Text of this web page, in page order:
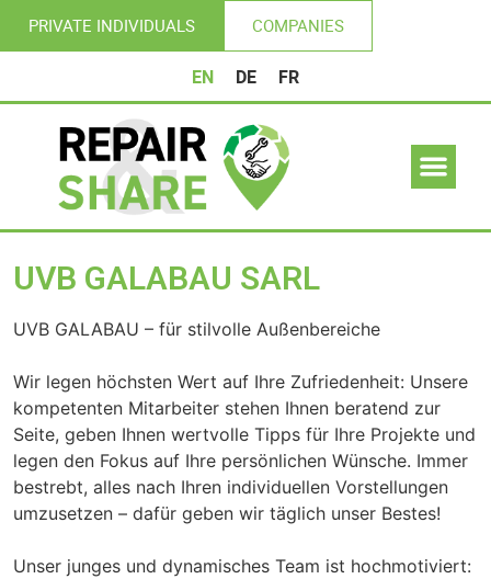
PRIVATE INDIVIDUALS COMPANIES
EN DE FR
UVB GALABAU SARL
UVB GALABAU – für stilvolle Außenbereiche
Wir legen höchsten Wert auf Ihre Zufriedenheit: Unsere
kompetenten Mitarbeiter stehen Ihnen beratend zur
Seite, geben Ihnen wertvolle Tipps für Ihre Projekte und
legen den Fokus auf Ihre persönlichen Wünsche. Immer
bestrebt, alles nach Ihren individuellen Vorstellungen
umzusetzen – dafür geben wir täglich unser Bestes!
Unser junges und dynamisches Team ist hochmotiviert: